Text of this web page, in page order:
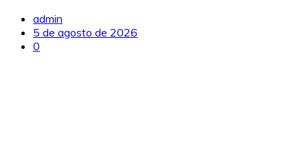
admin
5 de agosto de 2026
0